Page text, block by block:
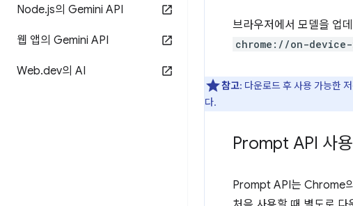
Node.js의 Gemini API
웹 앱의 Gemini API
Web.dev의 AI
브라우저에서 모델을 업
chrome://on-
참고: 다운로드 후 사용 가능한
다.
Prompt API 사용
Prompt API는 Chrome